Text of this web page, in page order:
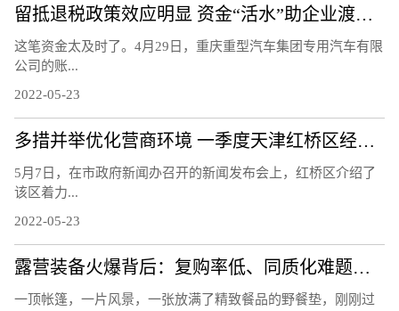
留抵退税政策效应明显 资金“活水”助企业渡难关
这笔资金太及时了。4月29日，重庆重型汽车集团专用汽车有限
公司的账...
2022-05-23
多措并举优化营商环境 一季度天津红桥区经济实现平稳增长
5月7日，在市政府新闻办召开的新闻发布会上，红桥区介绍了
该区着力...
2022-05-23
露营装备火爆背后：复购率低、同质化难题待解
一顶帐篷，一片风景，一张放满了精致餐品的野餐垫，刚刚过